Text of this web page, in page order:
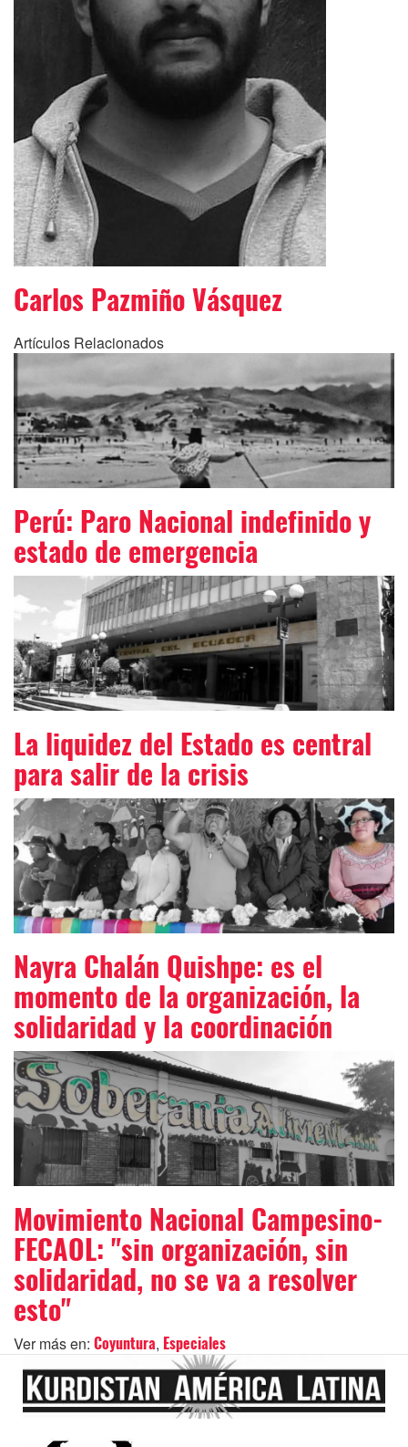
Carlos Pazmiño Vásquez
Artículos Relacionados
Perú: Paro Nacional indefinido y
estado de emergencia
La liquidez del Estado es central
para salir de la crisis
Nayra Chalán Quishpe: es el
momento de la organización, la
solidaridad y la coordinación
Movimiento Nacional Campesino-
FECAOL: "sin organización, sin
solidaridad, no se va a resolver
esto"
Ver más en: Coyuntura, Especiales